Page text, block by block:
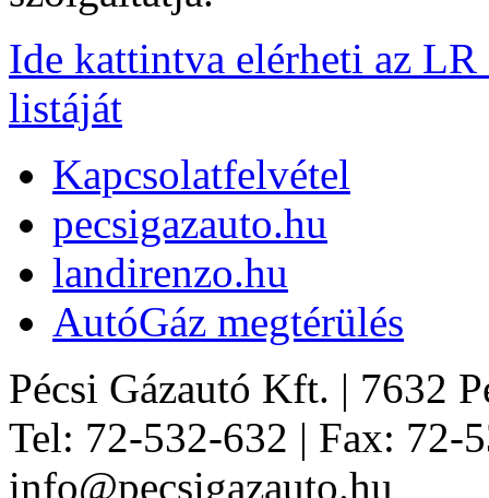
Ide kattintva elérheti az
listáját
Kapcsolatfelvétel
pecsigazauto.hu
landirenzo.hu
AutóGáz megtérülés
Pécsi Gázautó Kft. | 7632
Tel: 72-532-632 | Fax: 72-
info@pecsigazauto.hu